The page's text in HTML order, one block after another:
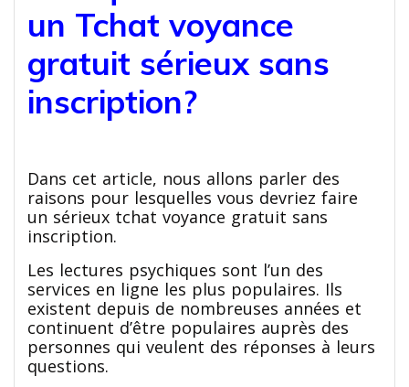
un Tchat voyance
gratuit sérieux sans
inscription?
Dans cet article, nous allons parler des
raisons pour lesquelles vous devriez faire
un sérieux tchat voyance gratuit sans
inscription.
Les lectures psychiques sont l’un des
services en ligne les plus populaires. Ils
existent depuis de nombreuses années et
continuent d’être populaires auprès des
personnes qui veulent des réponses à leurs
questions.